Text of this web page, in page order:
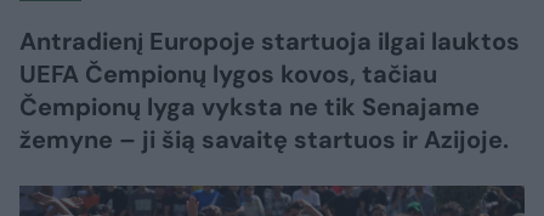
Antradienį Europoje startuoja ilgai lauktos
UEFA Čempionų lygos kovos, tačiau
Čempionų lyga vyksta ne tik Senajame
žemyne – ji šią savaitę startuos ir Azijoje.